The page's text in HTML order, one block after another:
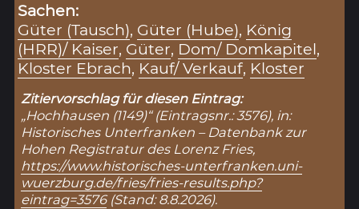
Sachen:
Güter (Tausch), Güter (Hube), König
(HRR)/ Kaiser, Güter, Dom/ Domkapitel,
Kloster Ebrach, Kauf/ Verkauf, Kloster
Zitiervorschlag für diesen Eintrag:
„Hochhausen (1149)“ (Eintragsnr.: 3576), in:
Historisches Unterfranken – Datenbank zur
Hohen Registratur des Lorenz Fries,
https://www.historisches-unterfranken.uni-
wuerzburg.de/fries/fries-results.php?
eintrag=3576(Stand: 8.8.2026).